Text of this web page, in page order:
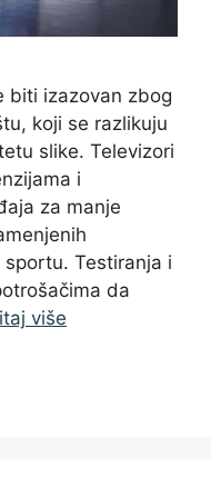
biti izazovan zbog
koji se razlikuju
slike. Televizori
i
za manje
Testiranja i
da
više